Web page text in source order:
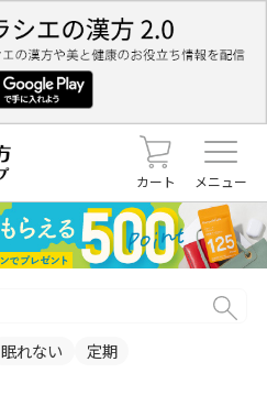
カート メニュー
眠れない 定期